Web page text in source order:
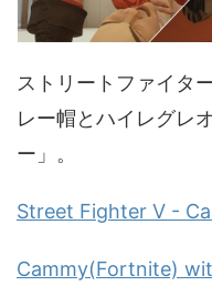
ストリートファイタ
レー帽とハイレグレ
ー」。
Street Fighter V -
Cammy(Fortnite)